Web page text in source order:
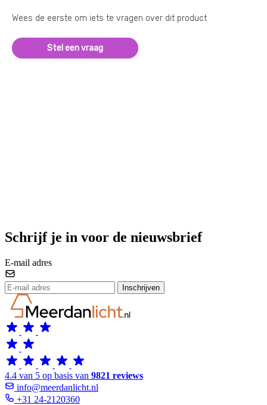
Wees de eerste om iets te vragen over dit product
Stel een vraag
Schrijf je in voor de nieuwsbrief
E-mail adres
Inschrijven
4.4 van 5 op basis van 9821 reviews
info@meerdanlicht.nl
+31 24-2120360